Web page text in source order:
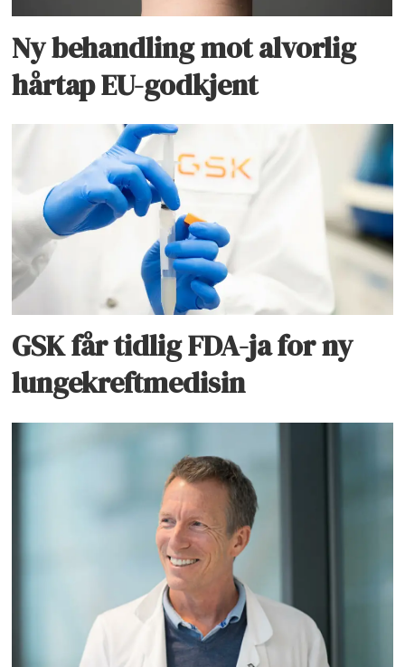
Ny behandling mot alvorlig
hårtap EU-godkjent
GSK får tidlig FDA-ja for ny
lungekreftmedisin